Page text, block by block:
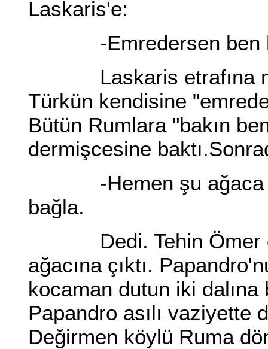
Laskaris'e:
-Emredersen ben
Laskaris etrafına
Türkün kendisine
Bütün Rumlara "bakın
dermişcesine
-Hemen şu ağaca
bağla.
Dedi. Tehin Ömer
ağacına çıktı.
kocaman dutun iki dalına
Papandro asılı vaziyette
Değirmen köylü Ruma